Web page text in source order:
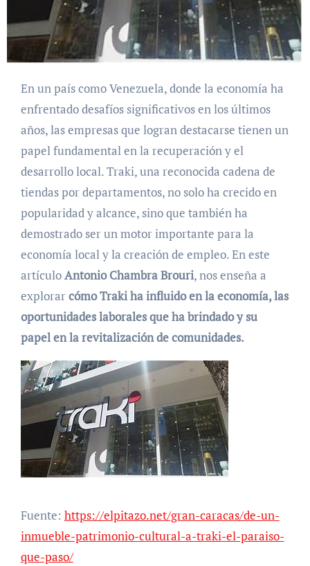
En un país como Venezuela, donde la economía ha
enfrentado desafíos significativos en los últimos
años, las empresas que logran destacarse tienen un
papel fundamental en la recuperación y el
desarrollo local. Traki, una reconocida cadena de
tiendas por departamentos, no solo ha crecido en
popularidad y alcance, sino que también ha
demostrado ser un motor importante para la
economía local y la creación de empleo. En este
artículoAntonio Chambra Brouri, nos enseña a
explorarcómo Traki ha influido en la economía, las
oportunidades laborales que ha brindado y su
papel en la revitalización de comunidades.
Fuente: https://elpitazo.net/gran-caracas/de-un-
inmueble-patrimonio-cultural-a-traki-el-paraiso-
que-paso/